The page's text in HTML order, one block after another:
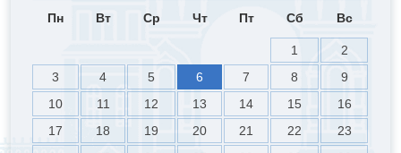
Пн Вт Ср Чт Пт Сб Вс
1
2
3
4 5 6 7 8
9
10
11 12 13 14 15
16
17
18 19 20 21 22
23